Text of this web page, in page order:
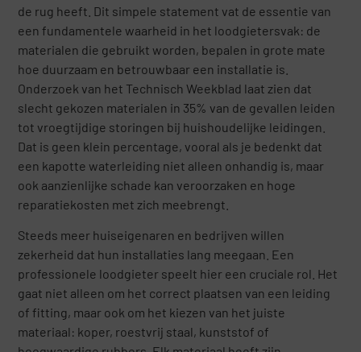
de rug heeft. Dit simpele statement vat de essentie van
een fundamentele waarheid in het loodgietersvak: de
materialen die gebruikt worden, bepalen in grote mate
hoe duurzaam en betrouwbaar een installatie is.
Onderzoek van het Technisch Weekblad laat zien dat
slecht gekozen materialen in 35% van de gevallen leiden
tot vroegtijdige storingen bij huishoudelijke leidingen.
Dat is geen klein percentage, vooral als je bedenkt dat
een kapotte waterleiding niet alleen onhandig is, maar
ook aanzienlijke schade kan veroorzaken en hoge
reparatiekosten met zich meebrengt.
Steeds meer huiseigenaren en bedrijven willen
zekerheid dat hun installaties lang meegaan. Een
professionele loodgieter speelt hier een cruciale rol. Het
gaat niet alleen om het correct plaatsen van een leiding
of fitting, maar ook om het kiezen van het juiste
materiaal: koper, roestvrij staal, kunststof of